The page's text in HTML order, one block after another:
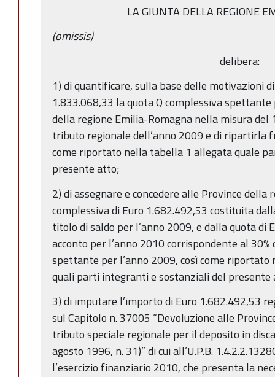
LA GIUNTA DELLA REGIONE
(omissis)
delibera:
1) di quantificare, sulla base delle motivazioni
1.833.068,33 la quota Q complessiva
della regione Emilia-Romagna nella misura del
tributo regionale dell’anno 2009 e di ripartirla
come riportato nella tabella 1 allegata quale
presente atto;
2) di assegnare e concedere alle Province
complessiva di Euro 1.682.492,53 costituita
titolo di saldo per l’anno 2009, e dalla quota di
acconto per l’anno 2010 corrispondente al
spettante per l’anno 2009, così come
quali parti integranti e sostanziali del
3) di imputare l’importo di Euro 1.682.492,53
sul Capitolo n. 37005 “Devoluzione alle
tributo speciale regionale per il deposito in
agosto 1996, n. 31)” di cui all’U.P.B.
l’esercizio finanziario 2010, che presenta la